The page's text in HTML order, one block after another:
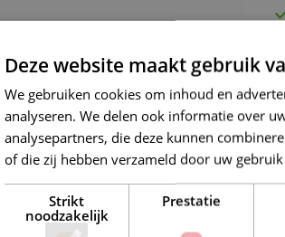
Deze website maakt gebruik
We gebruiken cookies om inhoud en
analyseren. We delen ook informatie over
analysepartners, die deze kunnen
of die zij hebben verzameld door uw
Strikt
noodzakelijk
Prestatie